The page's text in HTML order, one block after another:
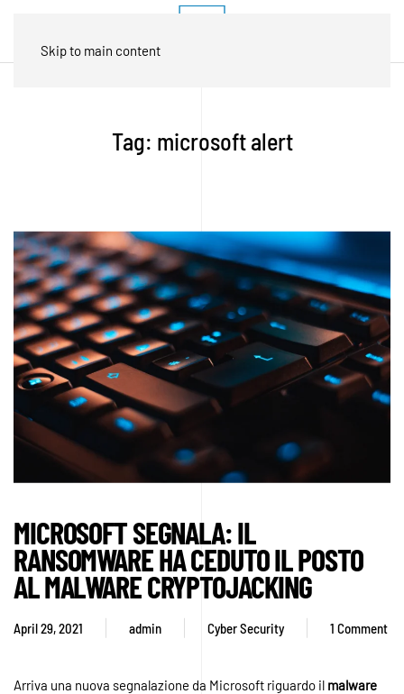
Skip to main content
Tag: microsoft alert
MICROSOFT SEGNALA: IL
RANSOMWARE HA CEDUTO IL POSTO
AL MALWARE CRYPTOJACKING
April 29, 2021 admin Cyber Security 1 Comment
on
segnala:
Arriva una nuova segnalazione da Microsoft riguardo il malware